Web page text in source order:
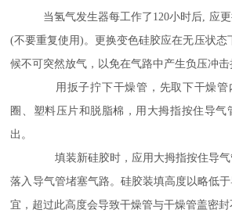
当氢气发生器每工作了120小时后, 应
(不要重复使用)。更换变色硅胶应在无压状态
候不可突然放气，以免在气路中产生负压冲击
用扳子拧下干燥管，先取下干燥管
圈、塑料压片和脱脂棉，用大拇指按住导气
出。
填装新硅胶时，应用大拇指按住导气
落入导气管堵塞气路。硅胶装填高度以略低
宜，超过此高度会导致干燥管与干燥管盖密封